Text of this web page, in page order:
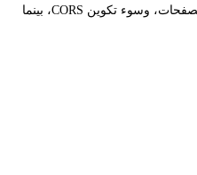
نهاية API غير الموثقة، وتجاوز ترقيم الصفحات، وسوء تكوين CORS، بينما